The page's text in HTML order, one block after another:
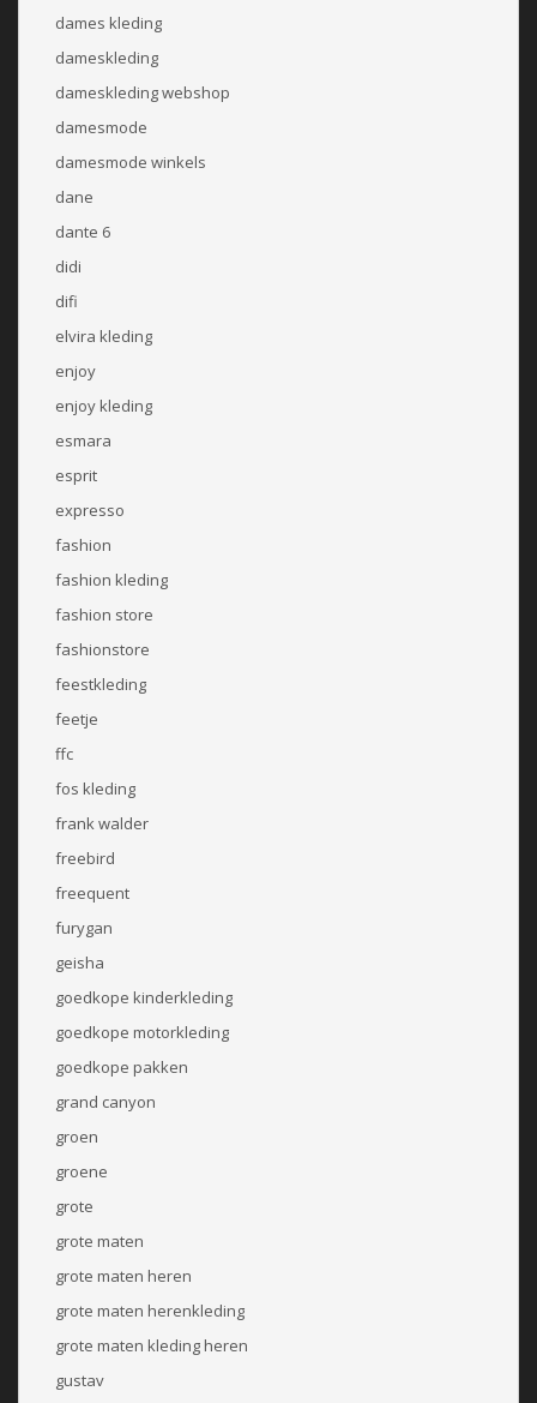
dames kleding
dameskleding
dameskleding webshop
damesmode
damesmode winkels
dane
dante 6
didi
difi
elvira kleding
enjoy
enjoy kleding
esmara
esprit
expresso
fashion
fashion kleding
fashion store
fashionstore
feestkleding
feetje
ffc
fos kleding
frank walder
freebird
freequent
furygan
geisha
goedkope kinderkleding
goedkope motorkleding
goedkope pakken
grand canyon
groen
groene
grote
grote maten
grote maten heren
grote maten herenkleding
grote maten kleding heren
gustav